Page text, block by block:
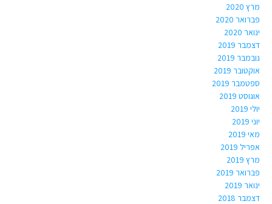
מרץ 2020
פברואר 2020
ינואר 2020
דצמבר 2019
נובמבר 2019
אוקטובר 2019
ספטמבר 2019
אוגוסט 2019
יולי 2019
יוני 2019
מאי 2019
אפריל 2019
מרץ 2019
פברואר 2019
ינואר 2019
דצמבר 2018